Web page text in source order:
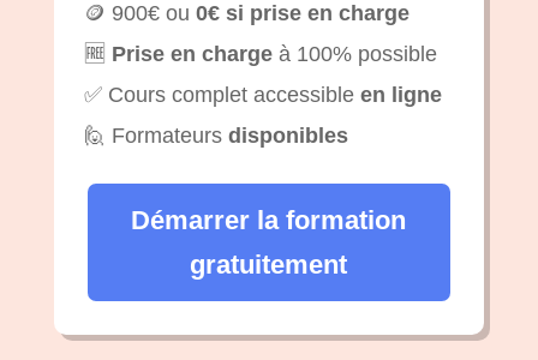
🪙 900€ ou 0€ si prise en charge
🆓 Prise en chargeà 100% possible
✅ Cours complet accessible en ligne
🙋 Formateurs disponibles
Démarrer la formation
gratuitement